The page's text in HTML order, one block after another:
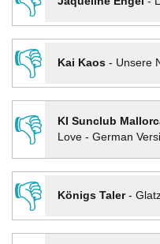
👎
Kai Kaos- Unsere
👎
KI Sunclub
Love - German
👎
Königs Taler-